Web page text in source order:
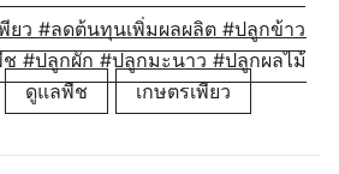
พียว #ลดต้นทุนเพิ่มผลผลิต #ปลูกข้าว
#ปลูกผัก #ปลูกมะนาว #ปลูกผลไม้
ดูแลพืช เกษตรเพียว